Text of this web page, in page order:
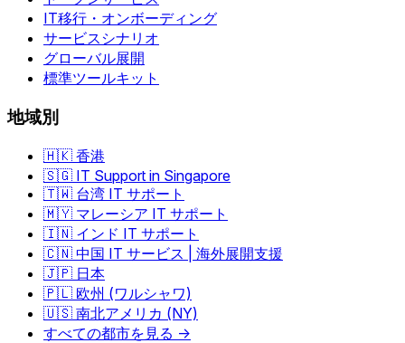
IT移行・オンボーディング
サービスシナリオ
グローバル展開
標準ツールキット
地域別
🇭🇰 香港
🇸🇬 IT Support in Singapore
🇹🇼 台湾 IT サポート
🇲🇾 マレーシア IT サポート
🇮🇳 インド IT サポート
🇨🇳 中国 IT サービス | 海外展開支援
🇯🇵 日本
🇵🇱 欧州 (ワルシャワ)
🇺🇸 南北アメリカ (NY)
すべての都市を見る →